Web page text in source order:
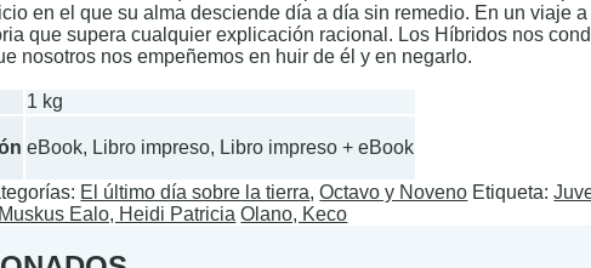
en el que su alma desciende día a día sin remedio. En un viaje
que supera cualquier explicación racional. Los Híbridos nos
nosotros nos empeñemos en huir de él y en negarlo.
1 kg
eBook, Libro impreso, Libro impreso + eBook
El último día sobre la tierra,Octavo y Noveno Etiqueta:
Muskus Ealo, Heidi Patricia Olano, Keco